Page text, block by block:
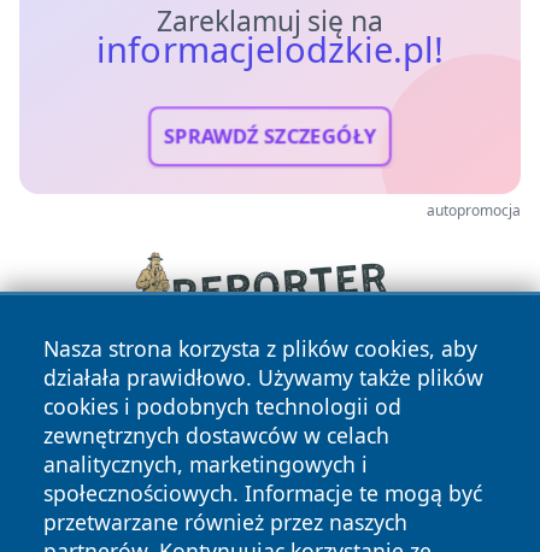
Zareklamuj się na
informacjelodzkie.pl!
SPRAWDŹ SZCZEGÓŁY
autopromocja
Nasza strona korzysta z plików cookies, aby
działała prawidłowo. Używamy także plików
cookies i podobnych technologii od
zewnętrznych dostawców w celach
analitycznych, marketingowych i
społecznościowych. Informacje te mogą być
przetwarzane również przez naszych
Copyright © 2026 informacjelodzkie.pl Wszystkie prawa